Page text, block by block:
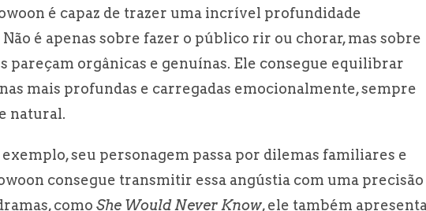
é capaz de trazer uma incrível profundidade
é apenas sobre fazer o público rir ou chorar, mas sobre
pareçam orgânicas e genuínas. Ele consegue equilibrar
mais profundas e carregadas emocionalmente, sempre
natural.
exemplo, seu personagem passa por dilemas familiares e
consegue transmitir essa angústia com uma precisão
como She Would Never Know, ele também